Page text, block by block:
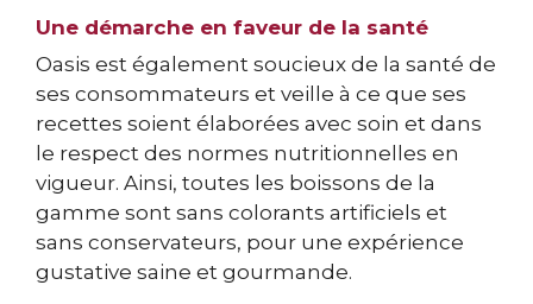
Une démarche en faveur de la santé
Oasis est également soucieux de la santé de
ses consommateurs et veille à ce que ses
recettes soient élaborées avec soin et dans
le respect des normes nutritionnelles en
vigueur. Ainsi, toutes les boissons de la
gamme sont sans colorants artificiels et
sans conservateurs, pour une expérience
gustative saine et gourmande.